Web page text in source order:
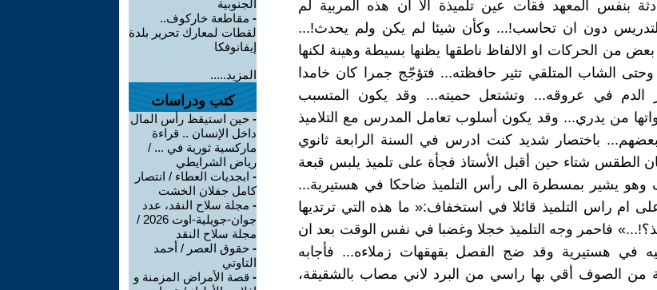
بنفس المعهد فقأت عين تلميذة الا ان هذه المربية لم
دون ان تحاسب!... وكأن شيئا لم يكن ولم يحدث!...
من الحركات او الالفاظ ناطقها يظنها بسيطة وهينة لكنها
وحتى الشاب المتلقي تثير حافظته... فتؤجّج جمرا كان خامدا
الدم في عروقه... وتشتعل حميته... وقد يكون المتسبب
من يدري... وقد يكون أسلوب تعامل المدرس مع التلاميذ
بعضهم... باختصار شديد كنت ادرس في السنة الرابعة ثانوي
الطقس شتاء حين أقبل الأستاذ فجأة على تلميذ يلبس قبعة
يشير بمسطرة الى رأس التلميذ ضاحكا في هستيرية...
ام راس التلميذ قائلا في استخفاف:« ما هذه التي ترتديها
فاحمر وجه التلميذ خجلا وغضبا في نفس الوقت بعد ان
في هستيرية وقد ضج الفصل بقهقهات زملاءه... فأجابه
من الصوف أقي بها راسي من البرد لاني مصاب بالشقيقة،
الجنوبية
- مقاطعة خاركوف..
لقطات لمعارك تحرير بلدة
إيفانوفكا
المزيد.....
كتب ودراسات
- حين استيقظ رأس المال
داخل الإنسان .. قراءة
ماركسية ثورية في ... /
رياض الشرايطي
- ابجديات العطاء / انتصار
كامل جفلان الخشت
- مجلة سلاح النقد، عدد
جوان-جويلية-اوت 2026 /
مجلة سلاح النقد
- حقوق العصر / أحمد
التاوتي
- قصة الأمراض المزمنة و